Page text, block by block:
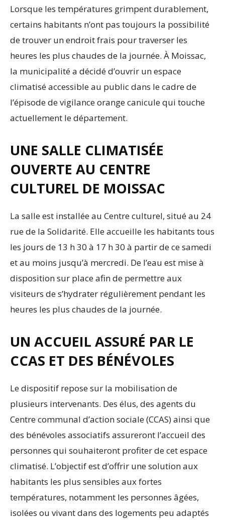
Lorsque les températures grimpent durablement,
certains habitants n’ont pas toujours la possibilité
de trouver un endroit frais pour traverser les
heures les plus chaudes de la journée. À Moissac,
la municipalité a décidé d’ouvrir un espace
climatisé accessible au public dans le cadre de
l’épisode de vigilance orange canicule qui touche
actuellement le département.
UNE SALLE CLIMATISÉE
OUVERTE AU CENTRE
CULTUREL DE MOISSAC
La salle est installée au Centre culturel, situé au 24
rue de la Solidarité. Elle accueille les habitants tous
les jours de 13 h 30 à 17 h 30 à partir de ce samedi
et au moins jusqu’à mercredi. De l’eau est mise à
disposition sur place afin de permettre aux
visiteurs de s’hydrater régulièrement pendant les
heures les plus chaudes de la journée.
UN ACCUEIL ASSURÉ PAR LE
CCAS ET DES BÉNÉVOLES
Le dispositif repose sur la mobilisation de
plusieurs intervenants. Des élus, des agents du
Centre communal d’action sociale (CCAS) ainsi que
des bénévoles associatifs assureront l’accueil des
personnes qui souhaiteront profiter de cet espace
climatisé. L’objectif est d’offrir une solution aux
habitants les plus sensibles aux fortes
températures, notamment les personnes âgées,
isolées ou vivant dans des logements peu adaptés